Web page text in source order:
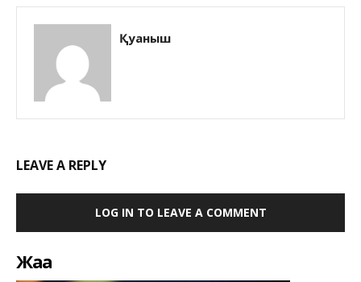
Қуаныш
LEAVE A REPLY
LOG IN TO LEAVE A COMMENT
Жаңа